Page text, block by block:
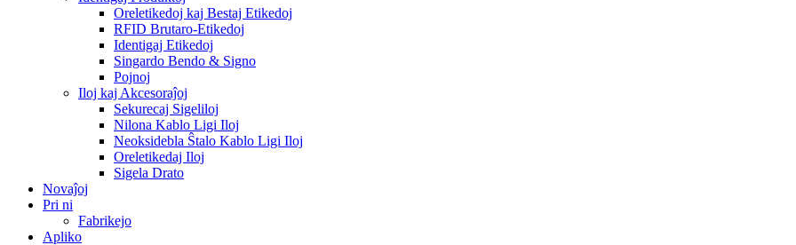
Oreletikedoj kaj Bestaj Etikedoj
RFID Brutaro-Etikedoj
Identigaj Etikedoj
Singardo Bendo & Signo
Pojnoj
Iloj kaj Akcesoraĵoj
Sekurecaj Sigeliloj
Nilona Kablo Ligi Iloj
Neoksidebla Ŝtalo Kablo Ligi Iloj
Oreletikedaj Iloj
Sigela Drato
Novaĵoj
Pri ni
Fabrikejo
Apliko